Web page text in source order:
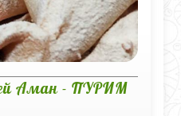
Аман - ПУРИМ